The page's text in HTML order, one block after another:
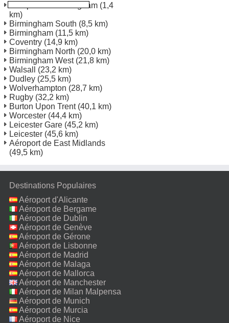
Aéroport de Birmingham (1,4
km)
Birmingham South (8,5 km)
Birmingham (11,5 km)
Coventry (14,9 km)
Birmingham North (20,0 km)
Birmingham West(21,8 km)
Walsall
(23,2 km)
Dudley (25,5 km)
Wolverhampton (28,7 km)
Rugby (32,2 km)
Burton Upon Trent(40,1 km)
Worcester (44,4 km)
Leicester Gare (45,2 km)
Leicester (45,6 km)
Aéroport de East Midlands
(49,5 km)
Destinations Populaires
Aéroport d'Alicante
Aéroport de Bergame
Aéroport de Dublin
Aéroport de Genève
Aéroport de Gérone
Aéroport de Lisbonne
Aéroport de Madrid
Aéroport de Malaga
Aéroport de Mallorca
Aéroport de Manchester
Aéroport de Milan Malpensa
Aéroport de Munich
Aéroport de Murcia
Aéroport de Nice